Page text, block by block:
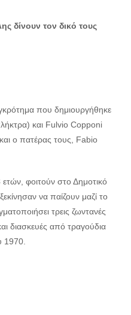
δίνουν τον δικό τους
που δημιουργήθηκε
και Fulvio Copponi
ο πατέρας τους, Fabio
φοιτούν στο Δημοτικό
να παίζουν μαζί το
τρεις ζωντανές
διασκευές από τραγούδια
1970.